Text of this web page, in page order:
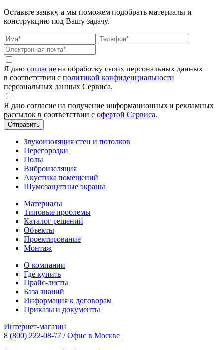
Оставьте заявку, а мы поможем подобрать материалы и
конструкцию под Вашу задачу.
Я даю согласие на обработку своих персональных данных
в соответствии с политикой конфиденциальности
персональных данных Сервиса.
Я даю согласие на получение информационных и рекламных
рассылок в соответствии с офертой Сервиса.
Звукоизоляция стен и потолков
Перегородки
Полы
Виброизоляция
Акустика помещений
Шумозащитные экраны
Материалы
Типовые проблемы
Каталог решений
Объекты
Проектирование
Монтаж
О компании
Где купить
Прайс-листы
База знаний
Информация к договорам
Приказы и документы
Интернет-магазин
8 (800) 222-08-77 / Офис в Москве